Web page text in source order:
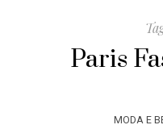
Paris
MODA E